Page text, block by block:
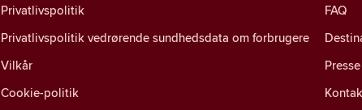
Privatlivspolitik
Privatlivspolitik vedrørende sundhedsdata om forbrugere
Vilkår
Cookie-politik
FAQ
Presse